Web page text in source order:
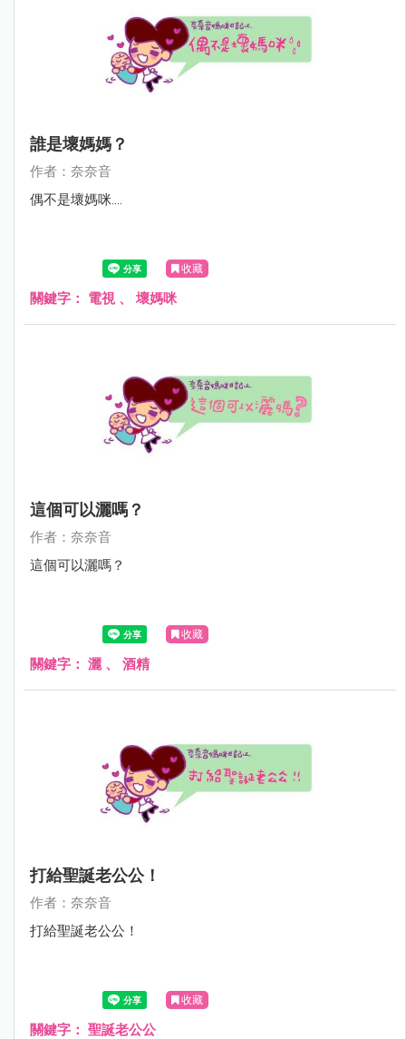
誰是壞媽媽？
作者：奈奈音
偶不是壞媽咪....
收藏
關鍵字： 電視 、 壞媽咪
這個可以灑嗎？
作者：奈奈音
這個可以灑嗎？
收藏
關鍵字： 灑 、 酒精
打給聖誕老公公！
作者：奈奈音
打給聖誕老公公！
收藏
關鍵字： 聖誕老公公